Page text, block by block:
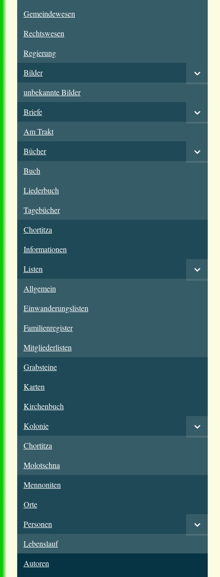
Gemeindewesen
Rechtswesen
Regierung
Bilder
unbekannte Bilder
Briefe
Am Trakt
Bücher
Buch
Liederbuch
Tagebücher
Chortitza
Informationen
Listen
Allgemein
Einwanderungslisten
Familienregister
Mitgliederlisten
Grabsteine
Karten
Kirchenbuch
Kolonie
Chortitza
Molotschna
Mennoniten
Orte
Personen
Lebenslauf
Autoren